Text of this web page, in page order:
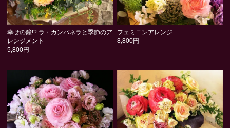
幸せの鐘!? ラ・カンパネラと季節のア
レンジメント
5,800円
フェミニンアレンジ
8,800円